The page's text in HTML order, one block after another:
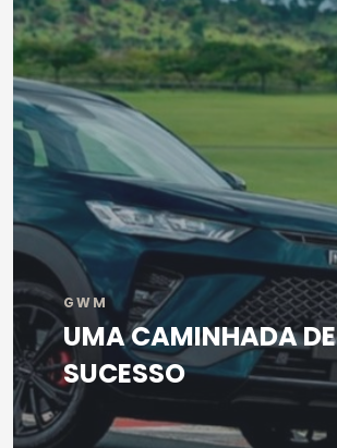
GWM
UMA CAMINHADA DE
SUCESSO